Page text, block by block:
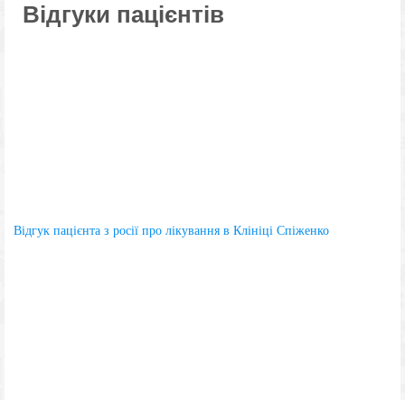
Відгуки пацієнтів
Відгук пацієнта з росії про лікування в Клініці Спіженко